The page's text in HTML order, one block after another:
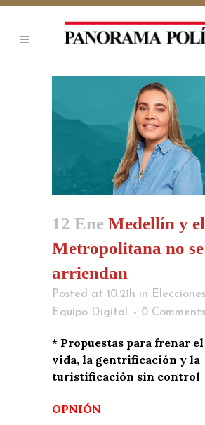
12 Ene Medellín y
Metropolitana no se
arriendan
Posted at 10:21h in
Equipo Digital
0 Comments
* Propuestas para frenar
vida, la gentrificación y la
turistificación sin control
OPNIÓN